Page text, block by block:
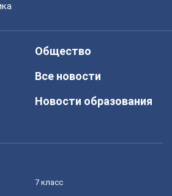
Общество
Все новости
Новости образования
7 класс